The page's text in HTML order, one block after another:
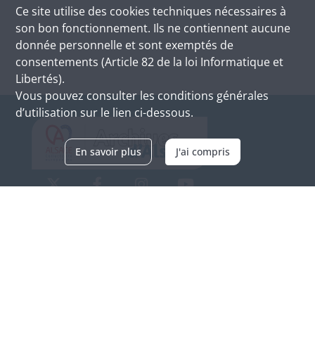
Ce site utilise des cookies techniques nécessaires à
son bon fonctionnement. Ils ne contiennent aucune
donnée personnelle et sont exemptés de
consentements (Article 82 de la loi Informatique et
Libertés).
Vous pouvez consulter les conditions générales
d’utilisation sur le lien ci-dessous.
En savoir plus J'ai compris